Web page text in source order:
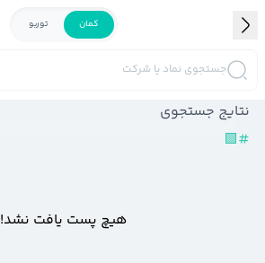
کمان توربو
جستجوی نماد یا شرکت
نتایج جستجوی
#
🟩
هیچ پست یافت نشد!